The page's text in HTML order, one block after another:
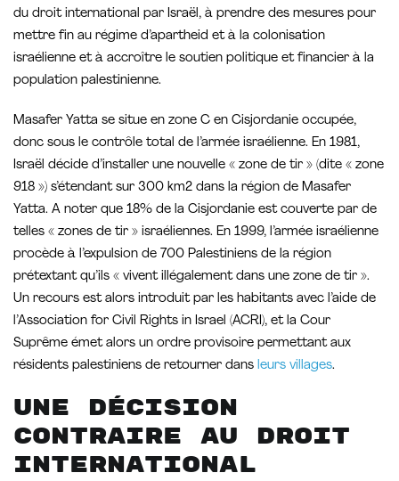
du droit international par Israël, à prendre des mesures pour
mettre fin au régime d’apartheid et à la colonisation
israélienne et à accroître le soutien politique et financier à la
population palestinienne.
Masafer Yatta se situe en zone C en Cisjordanie occupée,
donc sous le contrôle total de l’armée israélienne. En 1981,
Israël décide d’installer une nouvelle « zone de tir » (dite « zone
918 ») s’étendant sur 300 km2 dans la région de Masafer
Yatta. A noter que 18% de la Cisjordanie est couverte par de
telles « zones de tir » israéliennes. En 1999, l’armée israélienne
procède à l’expulsion de 700 Palestiniens de la région
prétextant qu’ils « vivent illégalement dans une zone de tir ».
Un recours est alors introduit par les habitants avec l’aide de
l’Association for Civil Rights in Israel (ACRI), et la Cour
Suprême émet alors un ordre provisoire permettant aux
résidents palestiniens de retourner dans leurs villages.
Une décision
contraire au droit
international